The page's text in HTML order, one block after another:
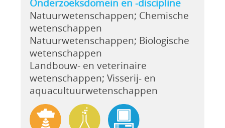
Onderzoeksdomein en -discipline
Natuurwetenschappen; Chemische
wetenschappen
Natuurwetenschappen; Biologische
wetenschappen
Landbouw- en veterinaire
wetenschappen; Visserij- en
aquacultuurwetenschappen